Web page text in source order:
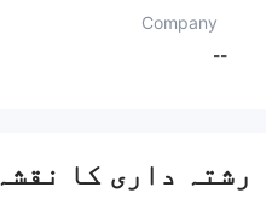
Company
--
رشتہ داری کا نقشہ